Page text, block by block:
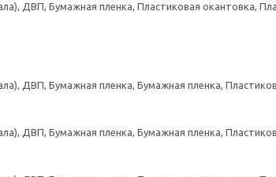
ДВП, Бумажная пленка, Пластиковая окантовка,
ДВП, Бумажная пленка, Бумажная пленка,
ДВП, Бумажная пленка, Бумажная пленка,